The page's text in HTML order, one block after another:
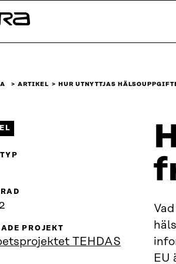
ARTIKEL HUR UTNYTTJAS
EU
PROJEKT
TEHDAS